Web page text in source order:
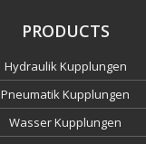
PRODUCTS
Hydraulik Kupplungen
Pneumatik Kupplungen
Wasser Kupplungen